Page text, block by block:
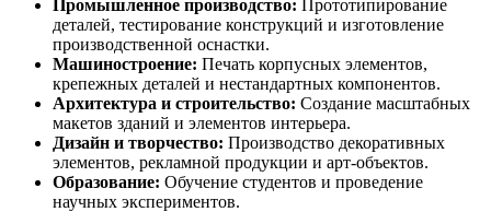
Промышленное производство: Прототипирование
деталей, тестирование конструкций и изготовление
производственной оснастки.
Машиностроение: Печать корпусных элементов,
крепежных деталей и нестандартных компонентов.
Архитектура и строительство: Создание масштабных
макетов зданий и элементов интерьера.
Дизайн и творчество: Производство декоративных
элементов, рекламной продукции и арт-объектов.
Образование: Обучение студентов и проведение
научных экспериментов.